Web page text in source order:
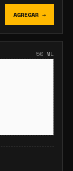
AGREGAR →
50 ML